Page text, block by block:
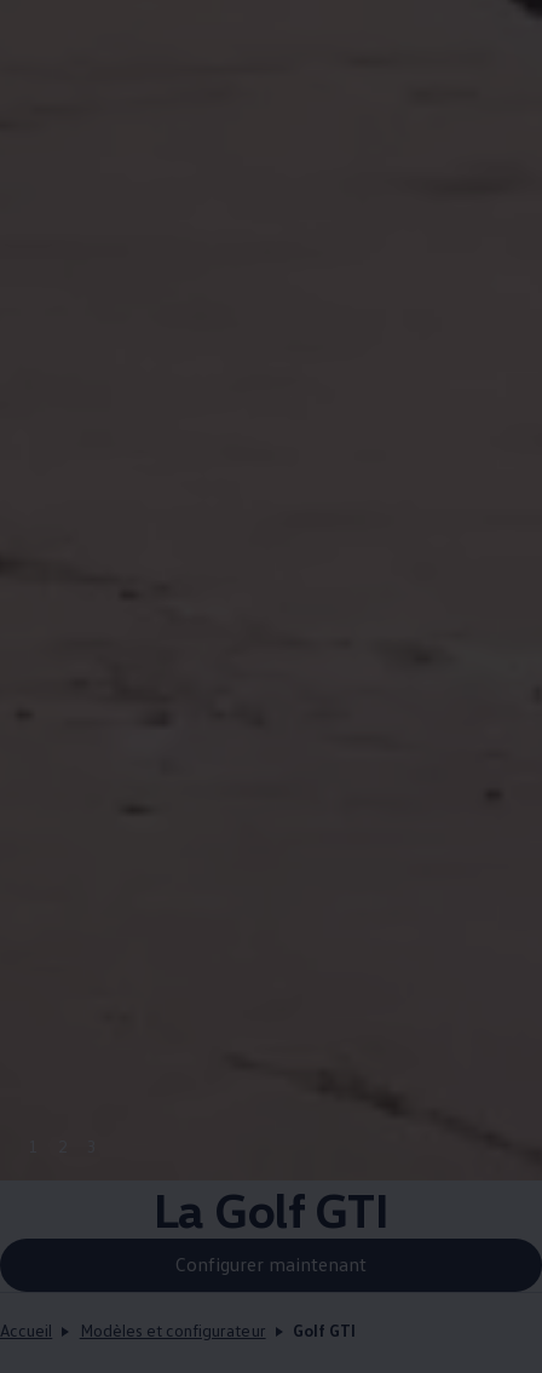
La Golf GTI
Configurer maintenant
Accueil Modèles et configurateur Golf GTI